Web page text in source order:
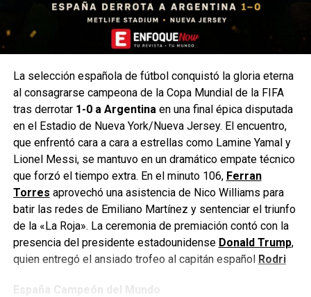
NO TE PIERDAS
Video | Regresó James brillando con un gol y una
asistencia para la victoria del Sao Paulo
Enfoque Now
Enfoque Now es una plataforma digital dedicada a conectar e
informar a la comunidad latina acerca de los acontecimientos
que suceden a nivel local e internacional.
La selección española de fútbol conquistó la gloria eterna
al consagrarse campeona de la Copa Mundial de la FIFA
tras derrotar 1-0 a Argentina en una final épica disputada
en el Estadio de Nueva York/Nueva Jersey. El encuentro,
que enfrentó cara a cara a estrellas como Lamine Yamal y
Lionel Messi, se mantuvo en un dramático empate técnico
que forzó el tiempo extra. En el minuto 106, Ferran
Torres aprovechó una asistencia de Nico Williams para
batir las redes de Emiliano Martínez y sentenciar el triunfo
de la «La Roja». La ceremonia de premiación contó con la
presencia del presidente estadounidense Donald Trump,
quien entregó el ansiado trofeo al capitán español Rodri
España Campeón del Mundo